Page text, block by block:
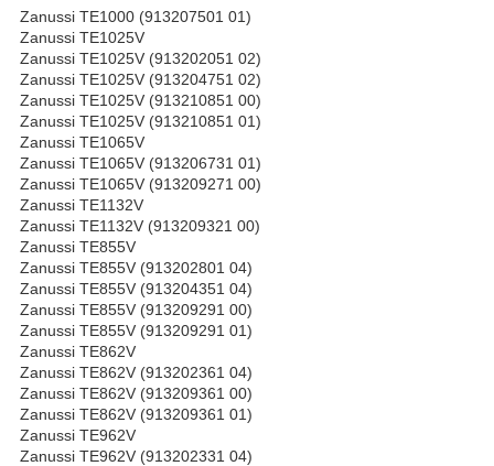
Zanussi TE1000 (913207501 01)
Zanussi TE1025V
Zanussi TE1025V (913202051 02)
Zanussi TE1025V (913204751 02)
Zanussi TE1025V (913210851 00)
Zanussi TE1025V (913210851 01)
Zanussi TE1065V
Zanussi TE1065V (913206731 01)
Zanussi TE1065V (913209271 00)
Zanussi TE1132V
Zanussi TE1132V (913209321 00)
Zanussi TE855V
Zanussi TE855V (913202801 04)
Zanussi TE855V (913204351 04)
Zanussi TE855V (913209291 00)
Zanussi TE855V (913209291 01)
Zanussi TE862V
Zanussi TE862V (913202361 04)
Zanussi TE862V (913209361 00)
Zanussi TE862V (913209361 01)
Zanussi TE962V
Zanussi TE962V (913202331 04)